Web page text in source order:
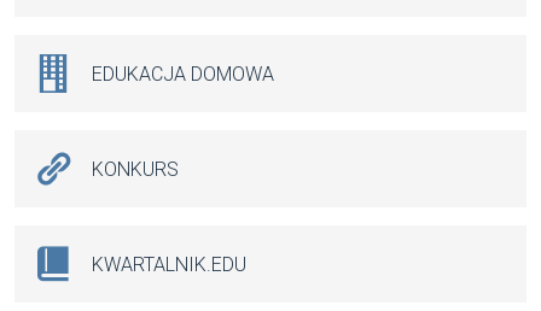
EDUKACJA DOMOWA
KONKURS
KWARTALNIK.EDU